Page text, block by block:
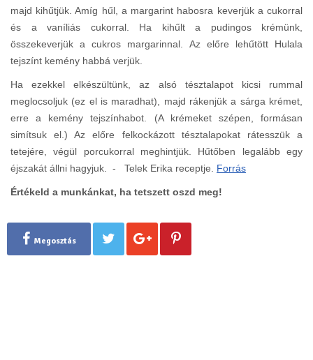
majd kihűtjük. Amíg hűl, a margarint habosra keverjük a cukorral
és a vaníliás cukorral. Ha kihűlt a pudingos krémünk,
összekeverjük a cukros margarinnal. Az előre lehűtött Hulala
tejszínt kemény habbá verjük.
Ha ezekkel elkészültünk, az alsó tésztalapot kicsi rummal
meglocsoljuk (ez el is maradhat), majd rákenjük a sárga krémet,
erre a kemény tejszínhabot. (A krémeket szépen, formásan
simítsuk el.) Az előre felkockázott tésztalapokat rátesszük a
tetejére, végül porcukorral meghintjük. Hűtőben legalább egy
éjszakát állni hagyjuk. - Telek Erika receptje. Forrás
Értékeld a munkánkat, ha tetszett oszd meg!
Megosztás